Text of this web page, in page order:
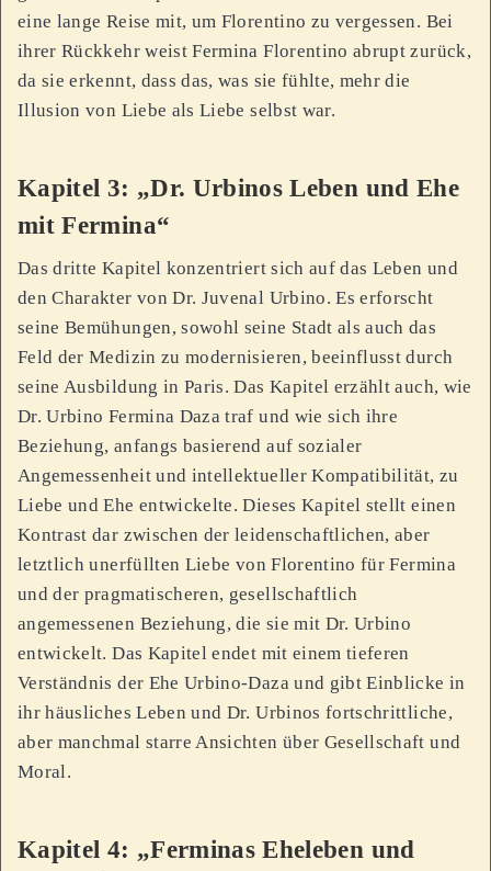
eine lange Reise mit, um Florentino zu vergessen. Bei
ihrer Rückkehr weist Fermina Florentino abrupt zurück,
da sie erkennt, dass das, was sie fühlte, mehr die
Illusion von Liebe als Liebe selbst war.
Kapitel 3: „Dr. Urbinos Leben und Ehe
mit Fermina“
Das dritte Kapitel konzentriert sich auf das Leben und
den Charakter von Dr. Juvenal Urbino. Es erforscht
seine Bemühungen, sowohl seine Stadt als auch das
Feld der Medizin zu modernisieren, beeinflusst durch
seine Ausbildung in Paris. Das Kapitel erzählt auch, wie
Dr. Urbino Fermina Daza traf und wie sich ihre
Beziehung, anfangs basierend auf sozialer
Angemessenheit und intellektueller Kompatibilität, zu
Liebe und Ehe entwickelte. Dieses Kapitel stellt einen
Kontrast dar zwischen der leidenschaftlichen, aber
letztlich unerfüllten Liebe von Florentino für Fermina
und der pragmatischeren, gesellschaftlich
angemessenen Beziehung, die sie mit Dr. Urbino
entwickelt. Das Kapitel endet mit einem tieferen
Verständnis der Ehe Urbino-Daza und gibt Einblicke in
ihr häusliches Leben und Dr. Urbinos fortschrittliche,
aber manchmal starre Ansichten über Gesellschaft und
Moral.
Kapitel 4: „Ferminas Eheleben und